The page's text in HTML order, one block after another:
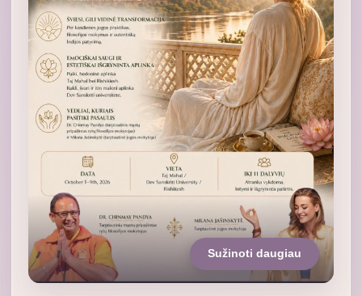
Sužinoti daugiau